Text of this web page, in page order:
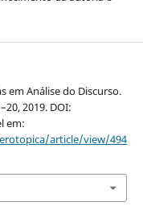
em Análise do Discurso.
2019. DOI:
em:
article/view/494